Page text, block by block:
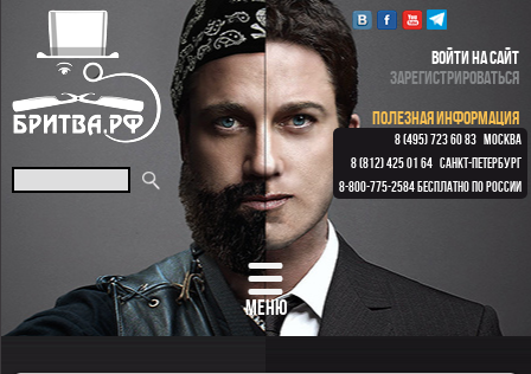
МЕНЮ
ВОЙТИ НА САЙТ
ЗАРЕГИСТРИРОВАТЬСЯ
ПОЛЕЗНАЯ ИНФОРМАЦИЯ
8 (495) 723 60 83 МОСКВА
8 (812) 425 01 64 САНКТ-ПЕТЕРБУРГ
8-800-775-2584 БЕСПЛАТНО ПО РОССИИ